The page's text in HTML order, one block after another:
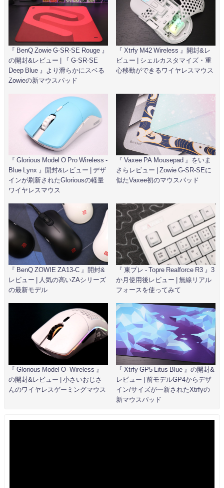
『 BenQ Zowie G-SR-SE Rouge 』
の開封&レビュー | 『 G-SR-SE
Deep Blue 』より滑らかにスベる
Zowieの新マウスパッド
『 Xtrfy M42 Wireless 』開封&レ
ビュー | シェルカスタマイズ・重
心移動ができるワイヤレスマウス
『 Glorious Model O Pro Wireless -
Blue Lynx 』開封&レビュー | デザ
インが刷新されたGloriousの軽量
ワイヤレスマウス
『 Vaxee PA Mousepad 』をいま
さらレビュー | Zowie G-SR-SEに
似たVaxee初のマウスパッド
『 BenQ ZOWIE ZA13-C 』開封&
レビュー | 人気の高いZAシリーズ
の最新モデル
『 東プレ - Topre Realforce R3 』3
か月使用後レビュー | 無線リアル
フォースを使ってみて
『 Glorious Model O- Wireless 』
の開封&レビュー | 小さいおじさ
んのワイヤレスゲーミングマウス
『 Xtrfy GP5 Litus Blue 』の開封&
レビュー | 前モデルGP4からデザ
イン/サイズが一新されたXtrfyの
新マウスパッド